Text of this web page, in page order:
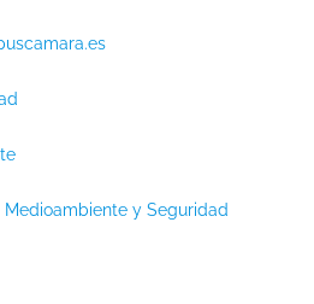
y Seguridad